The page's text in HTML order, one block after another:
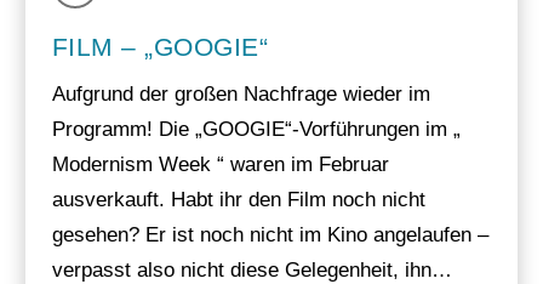
FILM – „GOOGIE“
Aufgrund der großen Nachfrage wieder im
Programm! Die „GOOGIE“-Vorführungen im „
Modernism Week “ waren im Februar
ausverkauft. Habt ihr den Film noch nicht
gesehen? Er ist noch nicht im Kino angelaufen –
verpasst also nicht diese Gelegenheit, ihn…